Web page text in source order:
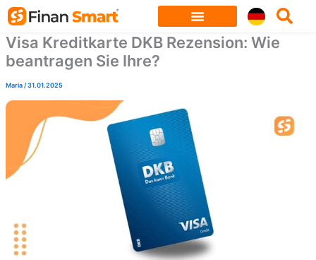
Skip
content
Visa Kreditkarte DKB Rezension: Wie
beantragen Sie Ihre?
Maria/31.01.2025